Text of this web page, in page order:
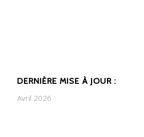
DERNIÈRE MISE À JOUR :
Avril 2026